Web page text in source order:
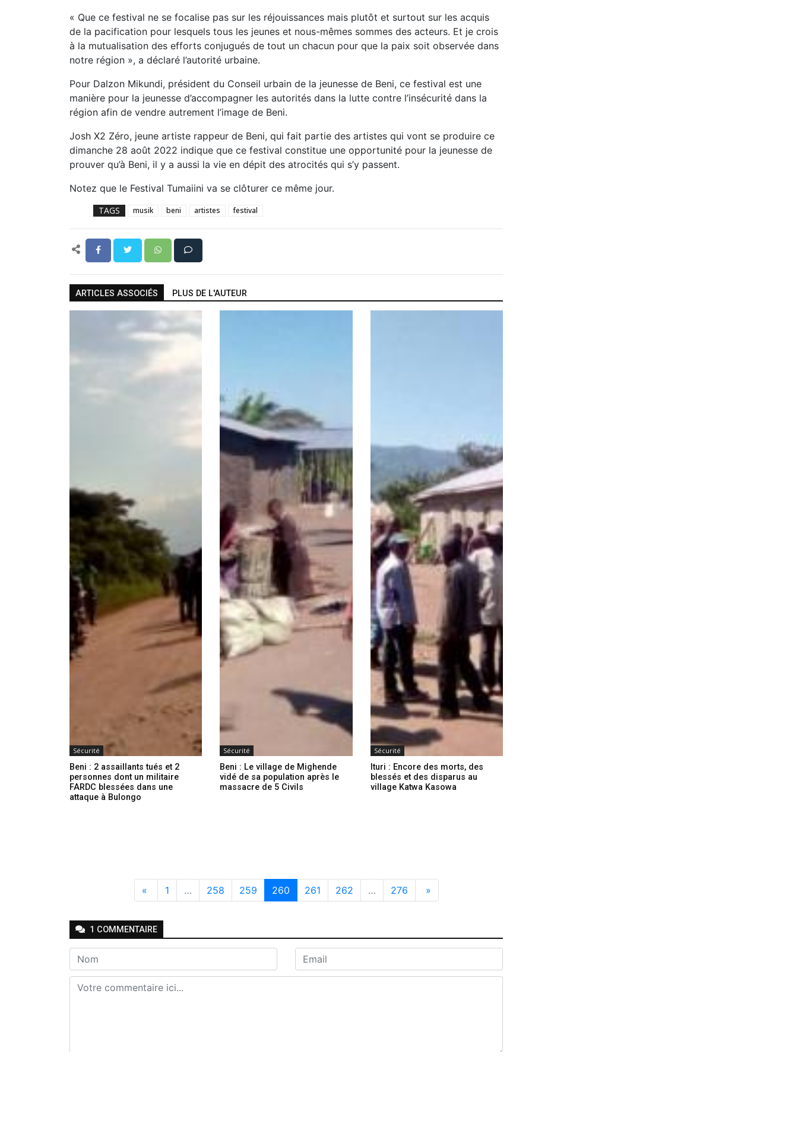
« Que ce festival ne se focalise pas sur les réjouissances mais plutôt et surtout sur les acquis
de la pacification pour lesquels tous les jeunes et nous-mêmes sommes des acteurs. Et je crois
à la mutualisation des efforts conjugués de tout un chacun pour que la paix soit observée dans
notre région », a déclaré l’autorité urbaine.
Pour Dalzon Mikundi, président du Conseil urbain de la jeunesse de Beni, ce festival est une
manière pour la jeunesse d’accompagner les autorités dans la lutte contre l’insécurité dans la
région afin de vendre autrement l’image de Beni.
Josh X2 Zéro, jeune artiste rappeur de Beni, qui fait partie des artistes qui vont se produire ce
dimanche 28 août 2022 indique que ce festival constitue une opportunité pour la jeunesse de
prouver qu’à Beni, il y a aussi la vie en dépit des atrocités qui s’y passent.
Notez que le Festival Tumaiini va se clôturer ce même jour.
TAGS musik beni artistes festival
ARTICLES ASSOCIÉS PLUS DE L'AUTEUR
Sécurité
Beni : 2 assaillants tués et 2
personnes dont un militaire
FARDC blessées dans une
attaque à Bulongo
Sécurité
Beni : Le village de Mighende
vidé de sa population après le
massacre de 5 Civils
Sécurité
Ituri : Encore des morts, des
blessés et des disparus au
village Katwa Kasowa
« 1 … 258 259 260 261 262 … 276 »
1 COMMENTAIRE